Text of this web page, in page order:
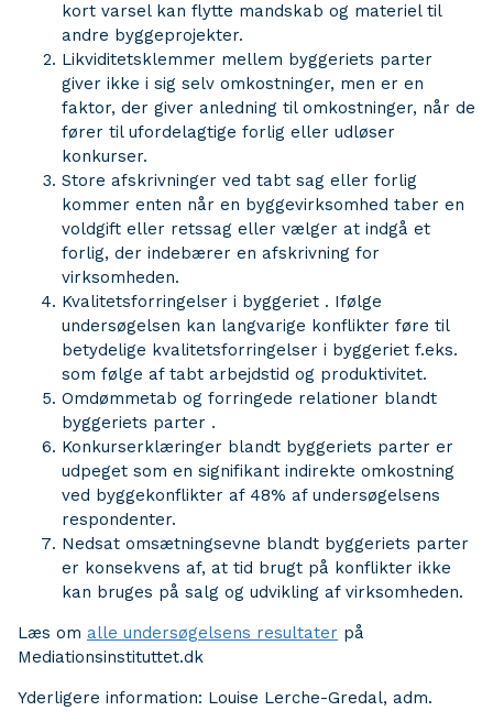
kort varsel kan flytte mandskab og materiel til
andre byggeprojekter.
Likviditetsklemmer mellem byggeriets parter
giver ikke i sig selv omkostninger, men er en
faktor, der giver anledning til omkostninger, når de
fører til ufordelagtige forlig eller udløser
konkurser.
Store afskrivninger ved tabt sag eller forlig
kommer enten når en byggevirksomhed taber en
voldgift eller retssag eller vælger at indgå et
forlig, der indebærer en afskrivning for
virksomheden.
Kvalitetsforringelser i byggeriet . Ifølge
undersøgelsen kan langvarige konflikter føre til
betydelige kvalitetsforringelser i byggeriet f.eks.
som følge af tabt arbejdstid og produktivitet.
Omdømmetab og forringede relationer blandt
byggeriets parter .
Konkurserklæringer blandt byggeriets parter er
udpeget som en signifikant indirekte omkostning
ved byggekonflikter af 48% af undersøgelsens
respondenter.
Nedsat omsætningsevne blandt byggeriets parter
er konsekvens af, at tid brugt på konflikter ikke
kan bruges på salg og udvikling af virksomheden.
Læs om alle undersøgelsens resultater på
Mediationsinstituttet.dk
Yderligere information: Louise Lerche-Gredal, adm.